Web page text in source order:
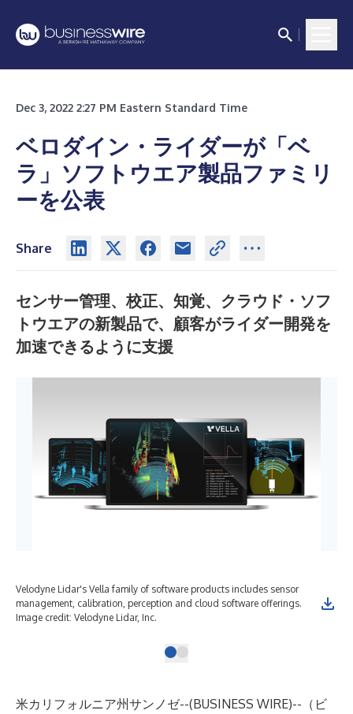
Dec 3, 2022 2:27 PM Eastern Standard Time
ベロダイン・ライダーが「ベ
ラ」ソフトウエア製品ファミリ
ーを公表
Share
センサー管理、校正、知覚、クラウド・ソフ
トウエアの新製品で、顧客がライダー開発を
加速できるように支援
Velodyne Lidar's Vella family of software products includes sensor
management, calibration, perception and cloud software offerings.
Image credit: Velodyne Lidar, Inc.
米カリフォルニア州サンノゼ--(BUSINESS WIRE)-- （ビ